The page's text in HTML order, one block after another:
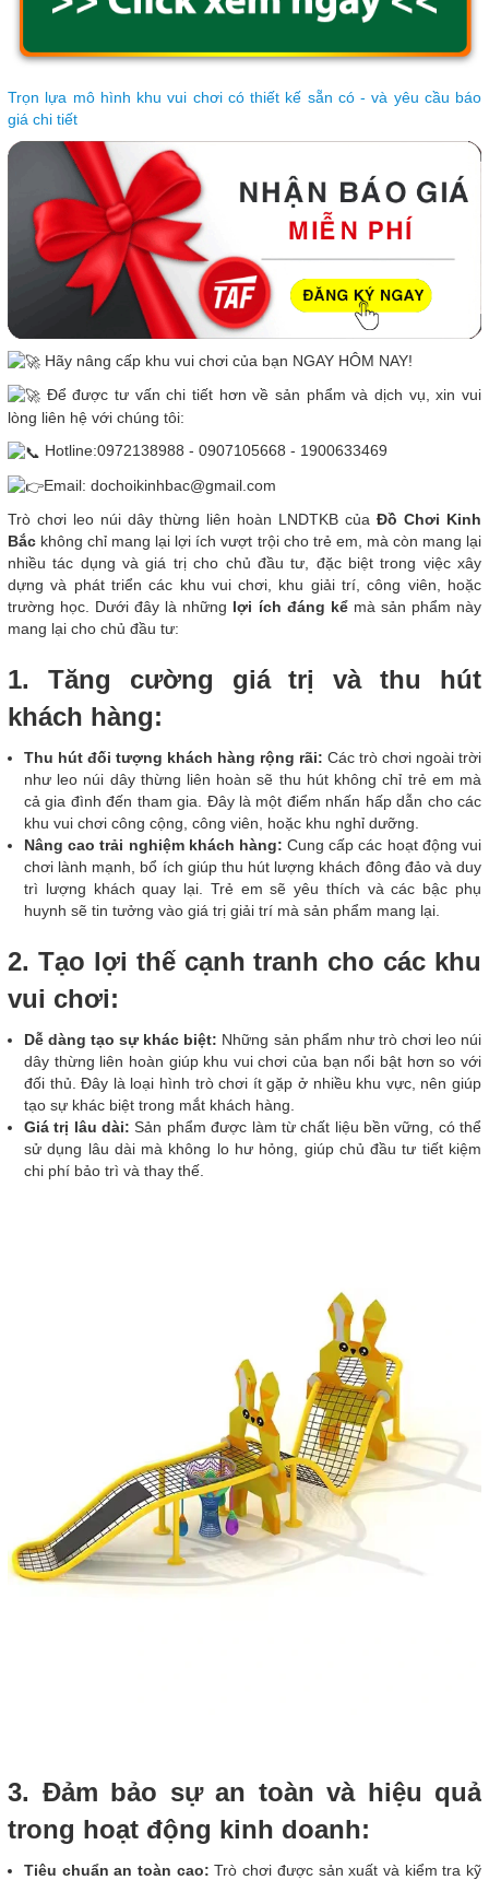
Trọn lựa mô hình khu vui chơi có thiết kế sẵn có - và yêu cầu báo
giá chi tiết
Hãy nâng cấp khu vui chơi của bạn NGAY HÔM NAY!
Để được tư vấn chi tiết hơn về sản phẩm và dịch vụ, xin vui
lòng liên hệ với chúng tôi:
Hotline:0972138988 - 0907105668 - 1900633469
Email: dochoikinhbac@gmail.com
Trò chơi leo núi dây thừng liên hoàn LNDTKB của Đồ Chơi Kinh
Bắc không chỉ mang lại lợi ích vượt trội cho trẻ em, mà còn mang lại
nhiều tác dụng và giá trị cho chủ đầu tư, đặc biệt trong việc xây
dựng và phát triển các khu vui chơi, khu giải trí, công viên, hoặc
trường học. Dưới đây là những lợi ích đáng kểmà sản phẩm này
mang lại cho chủ đầu tư:
1. Tăng cường giá trị và thu hút
khách hàng:
Thu hút đối tượng khách hàng rộng rãi: Các trò chơi ngoài trời
như leo núi dây thừng liên hoàn sẽ thu hút không chỉ trẻ em mà
cả gia đình đến tham gia. Đây là một điểm nhấn hấp dẫn cho các
khu vui chơi công cộng, công viên, hoặc khu nghỉ dưỡng.
Nâng cao trải nghiệm khách hàng: Cung cấp các hoạt động vui
chơi lành mạnh, bổ ích giúp thu hút lượng khách đông đảo và duy
trì lượng khách quay lại. Trẻ em sẽ yêu thích và các bậc phụ
huynh sẽ tin tưởng vào giá trị giải trí mà sản phẩm mang lại.
2. Tạo lợi thế cạnh tranh cho các khu
vui chơi:
Dễ dàng tạo sự khác biệt: Những sản phẩm như trò chơi leo núi
dây thừng liên hoàn giúp khu vui chơi của bạn nổi bật hơn so với
đối thủ. Đây là loại hình trò chơi ít gặp ở nhiều khu vực, nên giúp
tạo sự khác biệt trong mắt khách hàng.
Giá trị lâu dài: Sản phẩm được làm từ chất liệu bền vững, có thể
sử dụng lâu dài mà không lo hư hỏng, giúp chủ đầu tư tiết kiệm
chi phí bảo trì và thay thế.
3. Đảm bảo sự an toàn và hiệu quả
trong hoạt động kinh doanh:
Tiêu chuẩn an toàn cao: Trò chơi được sản xuất và kiểm tra kỹ